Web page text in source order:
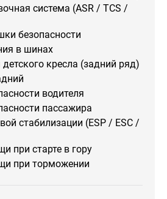
система (ASR / TCS /
безопасности
в шинах
кресла (задний ряд)
водителя
пассажира
стабилизации (ESP / ESC /
при старте в гору
при торможении